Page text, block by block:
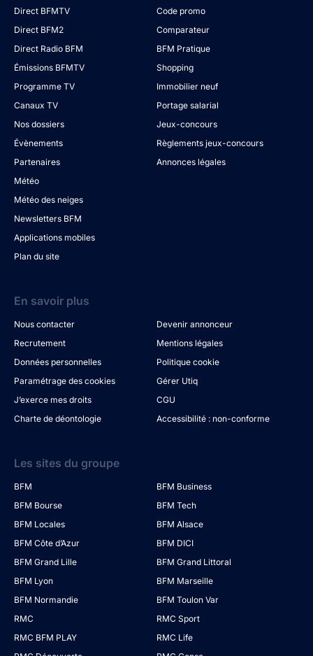
Direct BFMTV
Direct BFM2
Direct Radio BFM
Émissions BFMTV
Programme TV
Canaux TV
Nos dossiers
Évènements
Partenaires
Météo
Météo des neiges
Newsletters BFM
Applications mobiles
Plan du site
Code promo
Comparateur
BFM Pratique
Shopping
Immobilier neuf
Portage salarial
Jeux-concours
Règlements jeux-concours
Annonces légales
En savoir plus
Nous contacter
Devenir annonceur
Recrutement
Mentions légales
Données personnelles
Politique cookie
Paramétrage des cookies
Gérer Utiq
J’exerce mes droits
CGU
Charte de déontologie
Accessibilité : non-conforme
Les sites du groupe
BFM
BFM Business
BFM Bourse
BFM Tech
BFM Locales
BFM Alsace
BFM Côte d’Azur
BFM DICI
BFM Grand Lille
BFM Grand Littoral
BFM Lyon
BFM Marseille
BFM Normandie
BFM Toulon Var
RMC
RMC Sport
RMC BFM PLAY
RMC Life